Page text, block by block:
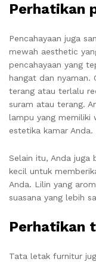
Perhatikan
Pencahayaan juga
mewah aesthetic
pencahayaan yang
hangat dan nyaman.
terang atau terlalu
suram atau terang.
lampu yang memiliki
estetika kamar Anda.
Selain itu, Anda juga
kecil untuk
Anda. Lilin yang
suasana yang lebih
Perhatikan
Tata letak furnitur